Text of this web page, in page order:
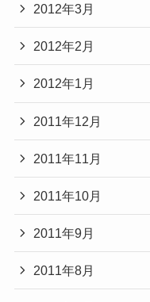
2012年3月
2012年2月
2012年1月
2011年12月
2011年11月
2011年10月
2011年9月
2011年8月